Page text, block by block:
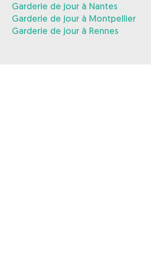
Garderie de jour à Nantes
Garderie de jour à Montpellier
Garderie de jour à Rennes